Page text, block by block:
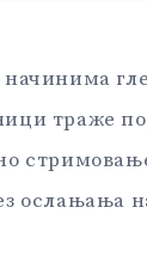
траже
ослањања